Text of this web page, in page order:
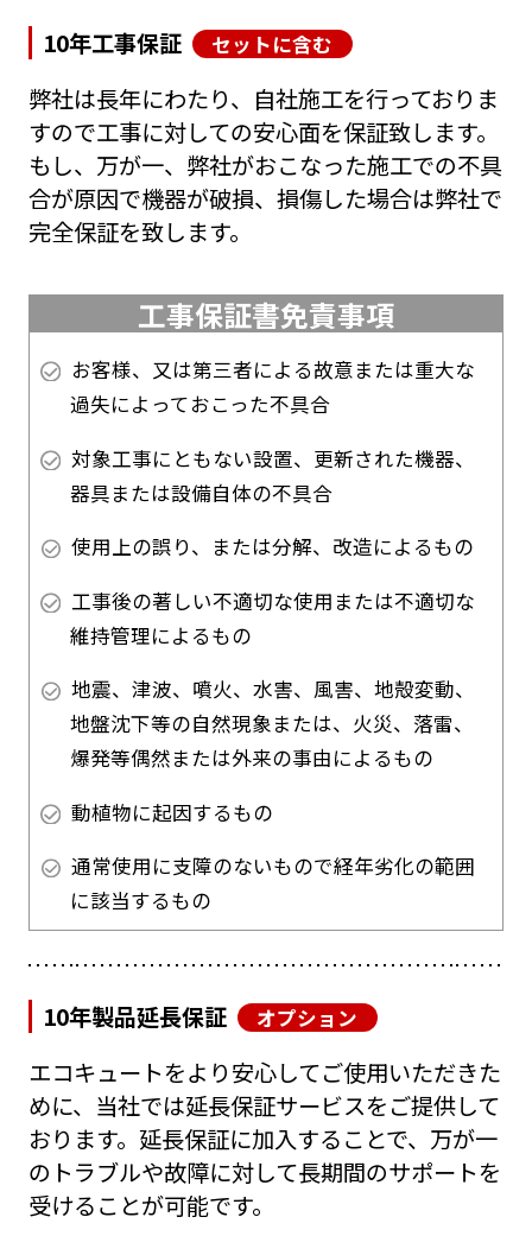
10年工事保証 セットに含む
弊社は長年にわたり、自社施工を行っておりま
すので工事に対しての安心面を保証致します。
もし、万が一、弊社がおこなった施工での不具
合が原因で機器が破損、損傷した場合は弊社で
完全保証を致します。
工事保証書免責事項
お客様、又は第三者による故意または重大な
過失によっておこった不具合
対象工事にともない設置、更新された機器、
器具または設備自体の不具合
使用上の誤り、または分解、改造によるもの
工事後の著しい不適切な使用または不適切な
維持管理によるもの
地震、津波、噴火、水害、風害、地殻変動、
地盤沈下等の自然現象または、火災、落雷、
爆発等偶然または外来の事由によるもの
動植物に起因するもの
通常使用に支障のないもので経年劣化の範囲
に該当するもの
10年製品延長保証 オプション
エコキュートをより安心してご使用いただきた
めに、当社では延長保証サービスをご提供して
おります。延長保証に加入することで、万が一
のトラブルや故障に対して長期間のサポートを
受けることが可能です。